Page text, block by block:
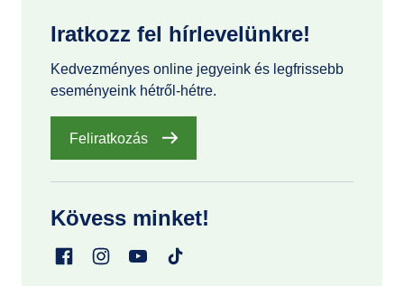
Iratkozz fel hírlevelünkre!
Kedvezményes online jegyeink és legfrissebb
eseményeink hétről-hétre.
Feliratkozás
Kövess minket!